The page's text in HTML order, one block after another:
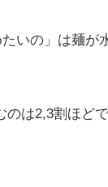
いの」は麺
は2,3割ほどで